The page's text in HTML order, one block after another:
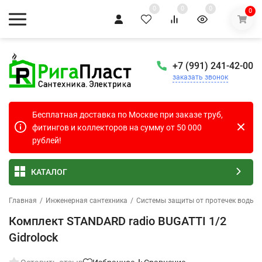
0 0 0 0
+7 (991) 241-42-00
заказать звонок
Бесплатная доставка по Москве при заказе труб,
фитингов и коллекторов на сумму от 50 000
рублей!
КАТАЛОГ
Главная / Инженерная сантехника / Системы защиты от протечек воды
Комплект STANDARD radio BUGATTI 1/2
Gidrolock